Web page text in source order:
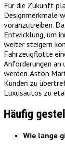
Für die Zukunft
Designmerkmale
voranzutreiben.
Entwicklung, um
weiter steigern
Fahrzeugflotte
Anforderungen
werden. Aston
Kunden zu
Luxusautos zu
Häufig
Wie lange